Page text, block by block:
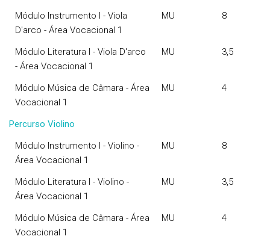
Módulo Instrumento I - Viola
D'arco - Área Vocacional 1
MU 8
Módulo Literatura I - Viola D'arco
- Área Vocacional 1
MU 3,5
Módulo Música de Câmara - Área
Vocacional 1
MU 4
Percurso Violino
Módulo Instrumento I - Violino -
Área Vocacional 1
MU 8
Módulo Literatura I - Violino -
Área Vocacional 1
MU 3,5
Módulo Música de Câmara - Área
Vocacional 1
MU 4